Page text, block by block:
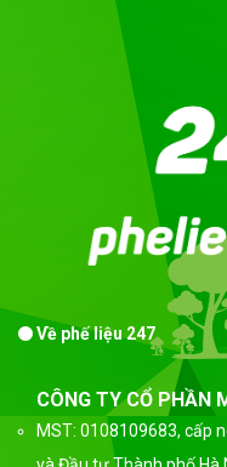
Về phế liệu 247
CÔNG TY CỔ PHẦN
MST: 0108109683, cấp